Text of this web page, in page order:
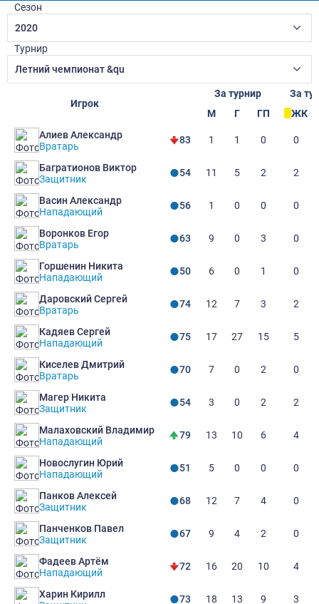
Сезон
2020
Турнир
Летний чемпионат &qu
Игрок
За турнир
За
М
Г ГП
ЖК
Алиев Александр
Вратарь
83 1 1 0 0
Багратионов Виктор
Защитник
54 11 5 2 2
Васин Александр
Нападающий
56 1 0 0 0
Воронков Егор
Вратарь
63 9 0 3 0
Горшенин Никита
Нападающий
50 6 0 1 0
Даровский Сергей
Вратарь
74 12 7 3 2
Кадяев Сергей
Нападающий
75 17 27 15 5
Киселев Дмитрий
Вратарь
70 7 0 2 0
Магер Никита
Защитник
54 3 0 2 2
Малаховский Владимир
Нападающий
79 13 10 6 4
Новослугин Юрий
Нападающий
51 5 0 0 0
Панков Алексей
Защитник
68 12 7 4 0
Панченков Павел
Защитник
67 9 4 2 0
Фадеев Артём
Нападающий
72 16 20 10 4
Харин Кирилл
73 18 13 9 3